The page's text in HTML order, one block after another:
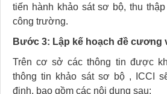
tiến hành khảo sát sơ bộ, thu
công trường.
Bước 3: Lập kế hoạch đề cương
Trên cơ sở các thông tin được
thông tin khảo sát sơ bộ , ICCI
định, bao gồm các nội dung sau: